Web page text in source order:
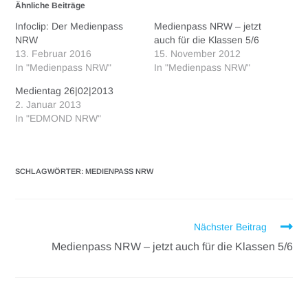
Ähnliche Beiträge
Infoclip: Der Medienpass
NRW
13. Februar 2016
In "Medienpass NRW"
Medienpass NRW – jetzt
auch für die Klassen 5/6
15. November 2012
In "Medienpass NRW"
Medientag 26|02|2013
2. Januar 2013
In "EDMOND NRW"
SCHLAGWÖRTER:MEDIENPASS NRW
Nächster Beitrag
Medienpass NRW – jetzt auch für die Klassen 5/6